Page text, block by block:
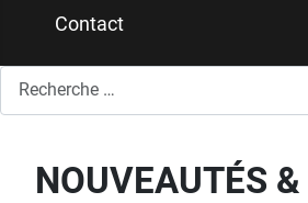
Contact
NOUVEAUTÉS